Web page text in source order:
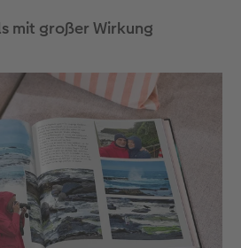
mit großer Wirkung